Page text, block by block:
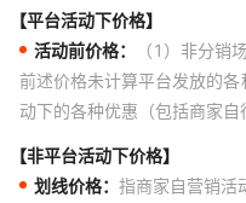
【平台活动下价格】
活动前价格：
（1）非分销
前述价格未计算平台发放的
动下的各种优惠（包括商家
【非平台活动下价格】
划线价格： 指商家自营销活